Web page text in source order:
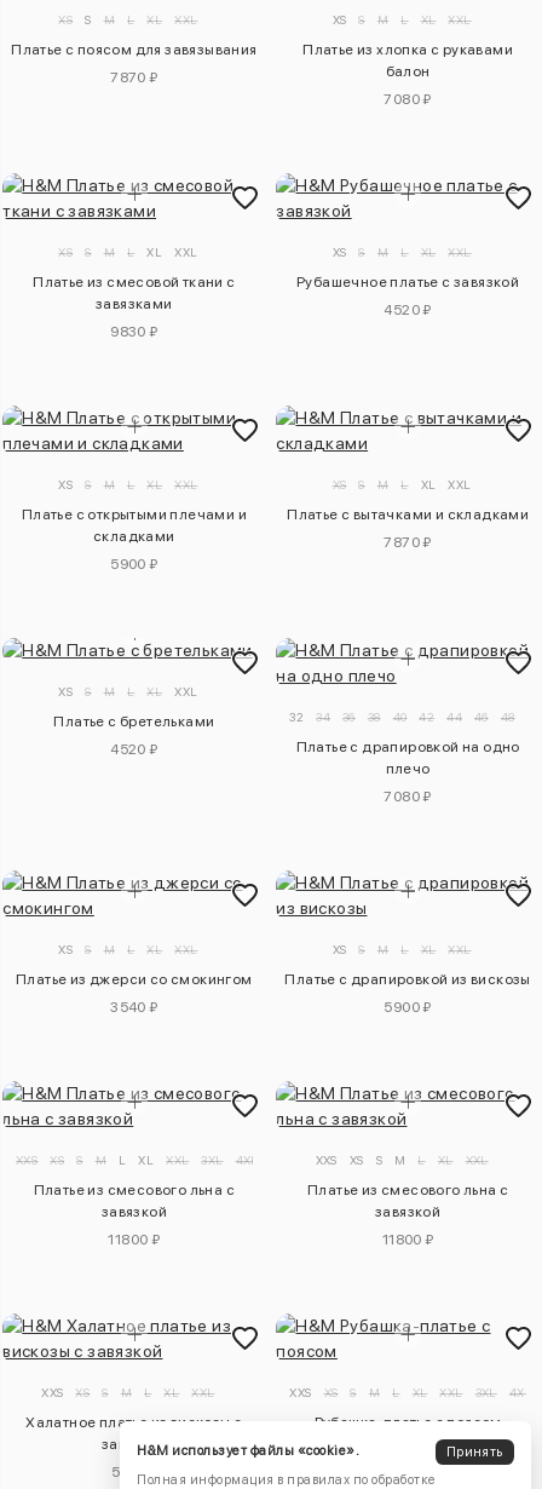
XS S M L XL XXL
Платье с поясом для завязывания
7870 ₽
XS S M L XL XXL
Платье из хлопка с рукавами
балон
7080 ₽
XS S M L XL XXL
Платье из смесовой ткани с
завязками
9830 ₽
XS S M L XL XXL
Рубашечное платье с завязкой
4520 ₽
XS S M L XL XXL
Платье с открытыми плечами и
складками
5900 ₽
XS S M L XL XXL
Платье с вытачками и складками
7870 ₽
XS S M L XL XXL
Платье с бретельками
4520 ₽
32 34 36 38 40 42 44 46 48
Платье с драпировкой на одно
плечо
7080 ₽
XS S M L XL XXL
Платье из джерси со смокингом
3540 ₽
XS S M L XL XXL
Платье с драпировкой из вискозы
5900 ₽
XXS XS S M L XL XXL 3XL 4XL
Платье из смесового льна с
завязкой
11800 ₽
XXS XS S M L XL XXL
Платье из смесового льна с
завязкой
11800 ₽
XXS XS S M L XL XXL
Халатное платье из вискозы с
завязкой
5510 ₽
XXS XS S M L XL XXL 3XL 4XL
Рубашка-платье с поясом
H&M использует файлы «cookie».
Принять
Полная информация в правилах по обработке